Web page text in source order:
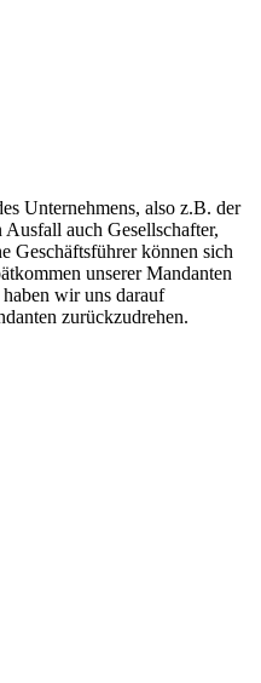
Unternehmens, also z.B. der
Ausfall auch Gesellschafter,
Geschäftsführer können sich
unserer Mandanten
wir uns darauf
zurückzudrehen.